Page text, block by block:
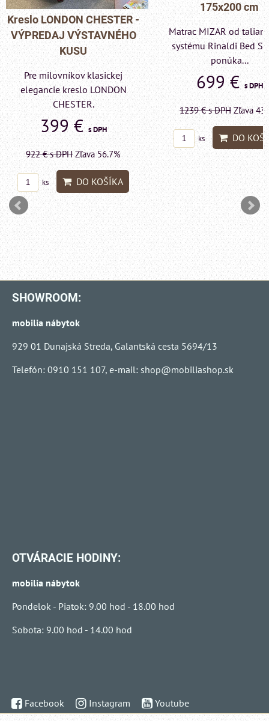
175x200 cm
Matrac MIZAR od talianskeho
systému Rinaldi Bed System
ponúka...
699 €s DPH
1239 €s DPH Zľava 43.6%
ks DO KOŠÍKA
Pohovka LONDON
- VÝPREDAJ
KUSU
Pre milovníkov
elegancie kreslo a
LONDON
599 €s
1415 €s DPH Zľava
ks DO
SHOWROOM:
mobilia nábytok
929 01 Dunajská Streda, Galantská cesta 5694/13
Telefón: 0910 151 107, e-mail: shop@mobiliashop.sk
OTVÁRACIE HODINY:
mobilia nábytok
Pondelok - Piatok: 9.00 hod - 18.00 hod
Sobota: 9.00 hod - 14.00 hod
Facebook Instagram Youtube